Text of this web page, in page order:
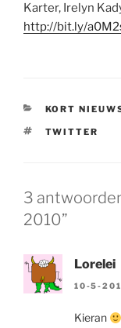
Karter, Irelyn
http://bit.ly/
KORT
TAGS
TWITTER
3
2010”
Lorelei
10-5-
Kieran